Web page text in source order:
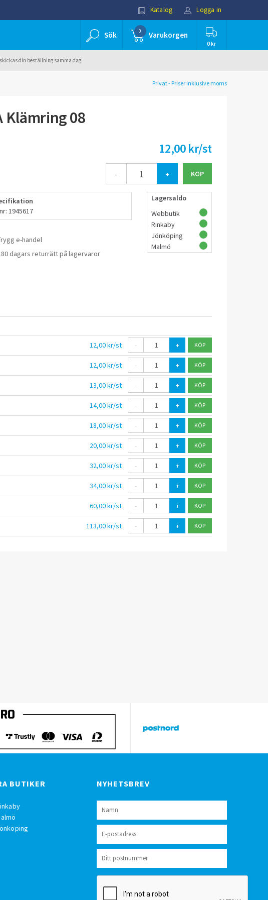
Katalog Logga in
Sök 0 Varukorgen
0 kr
din beställning samma dag
Privat - Priser inklusive moms
Klämring 08
12,00 kr/st
- +
1945617
e-handel
dagars returrätt på lagervaror
Lagersaldo
Webbutik
Rinkaby
Jönköping
Malmö
12,00 kr/st - +
12,00 kr/st - +
13,00 kr/st - +
14,00 kr/st - +
18,00 kr/st - +
20,00 kr/st - +
32,00 kr/st - +
34,00 kr/st - +
60,00 kr/st - +
113,00 kr/st - +
BUTIKER NYHETSBREV